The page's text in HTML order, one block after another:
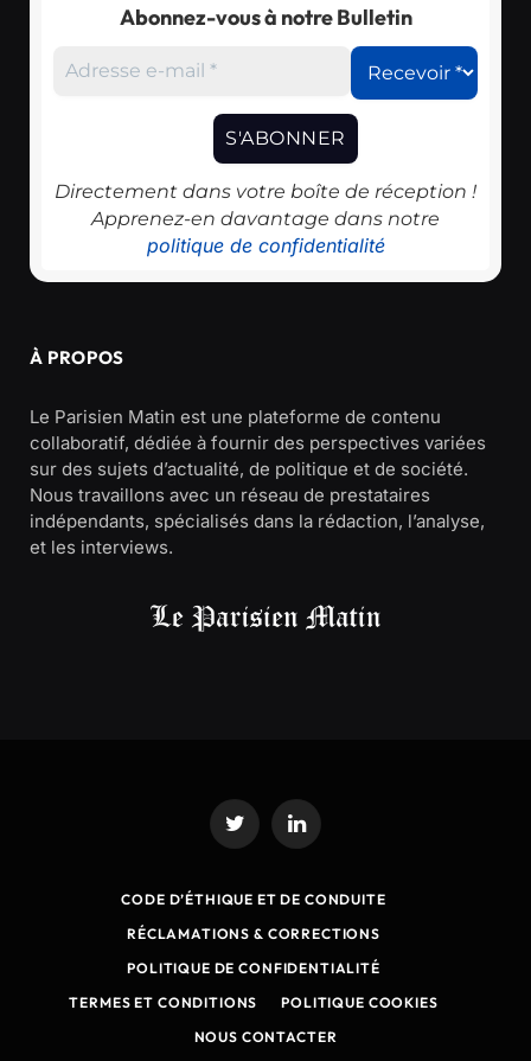
Abonnez-vous à notre Bulletin
Directement dans votre boîte de réception !
Apprenez-en davantage dans notre
politique de confidentialité
À PROPOS
Le Parisien Matin est une plateforme de contenu
collaboratif, dédiée à fournir des perspectives variées
sur des sujets d’actualité, de politique et de société.
Nous travaillons avec un réseau de prestataires
indépendants, spécialisés dans la rédaction, l’analyse,
et les interviews.
Twitter LinkedIn
CODE D’ÉTHIQUE ET DE CONDUITE
RÉCLAMATIONS & CORRECTIONS
POLITIQUE DE CONFIDENTIALITÉ
TERMES ET CONDITIONS
POLITIQUE COOKIES
NOUS CONTACTER